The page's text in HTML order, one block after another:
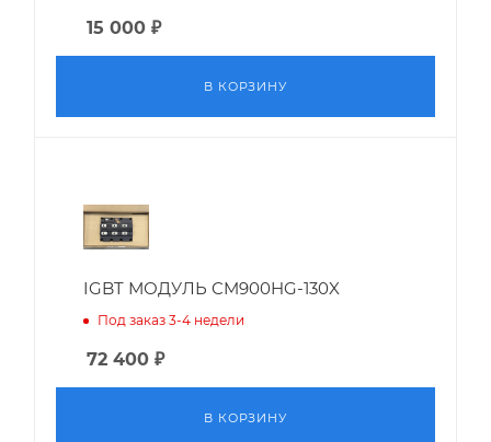
15 000 ₽
В КОРЗИНУ
IGBT МОДУЛЬ CM900HG-130X
Под заказ 3-4 недели
72 400 ₽
В КОРЗИНУ